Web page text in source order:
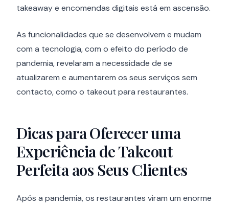
takeaway e encomendas digitais está em ascensão.
As funcionalidades que se desenvolvem e mudam
com a tecnologia, com o efeito do período de
pandemia, revelaram a necessidade de se
atualizarem e aumentarem os seus serviços sem
contacto, como o takeout para restaurantes.
Dicas para Oferecer uma
Experiência de Takeout
Perfeita aos Seus Clientes
Após a pandemia, os restaurantes viram um enorme